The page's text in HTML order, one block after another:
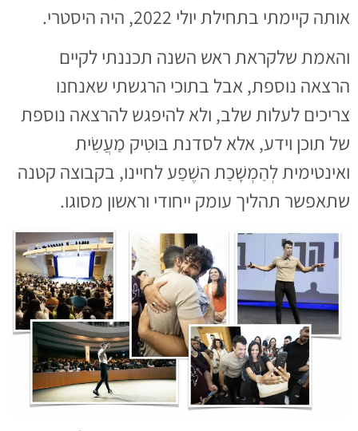
אותה קיימתי בתחילת יולי 2022, היה היסטרי.
והאמת שלקראת ראש השנה תכננתי לקיים
הרצאה נוספת, אבל בתוכי הרגשתי שאנחנו
צריכים לעלות שלב, ולא להיפגש להרצאה נוספת
של תוכן וידע, אלא לסדנת בּוּטִיק מַעֲשִׂית
ואינטימית לְהַמְשָׁכַת השֶׁפַע לחיינו, בקבוצה קטנה
שתאפשר תהליך עומק ייחודי וראשון מסוגו.